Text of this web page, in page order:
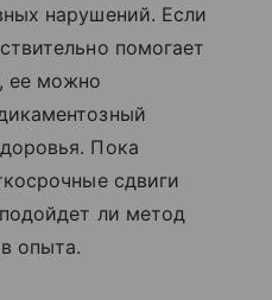
нарушений. Если
помогает
ее можно
Пока
сдвиги
ли метод
опыта.